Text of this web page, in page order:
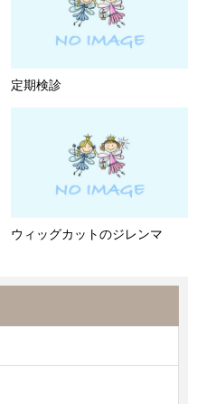
定期検診
ウィッグカットのジレンマ